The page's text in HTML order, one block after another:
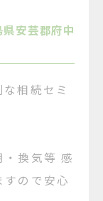
安芸郡府中
相続セミ
換気等 感
ので安心